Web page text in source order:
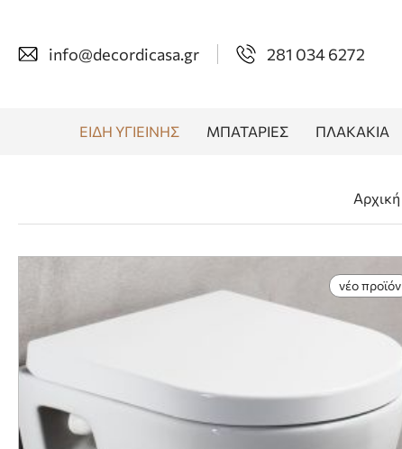
info@decordicasa.gr 281 034 6272
ΕΙΔΗ ΥΓΙΕΙΝΗΣ ΜΠΑΤΑΡΙΕΣ ΠΛΑΚΑΚΙΑ
Αρχική
νέο προϊόν